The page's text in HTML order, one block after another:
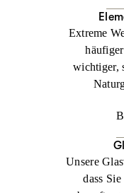
Extreme
wichtiger,
Unsere
dass